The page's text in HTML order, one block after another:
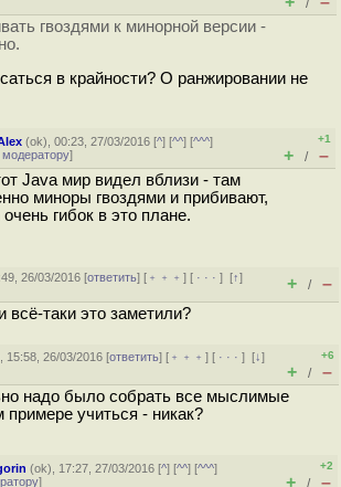
/
гвоздями к минорной версии -
в крайности? О ранжировании не
(ok), 00:23, 27/03/2016 [^] [^^] [^^^]
модератору]
+1
+ / –
Java мир видел вблизи - там
миноры гвоздями и прибивают,
гибок в это плане.
26/03/2016 [ответить] [ ﹢﹢﹢] [ · · ·][↑]
+ / –
таки это заметили?
15:58, 26/03/2016 [ответить] [ ﹢﹢﹢] [ · · ·][↓]
+6
+ / –
надо было собрать все мыслимые
учиться - никак?
(ok), 17:27, 27/03/2016 [^] [^^] [^^^]
]
+2
+ / –